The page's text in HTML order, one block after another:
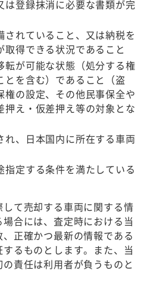
は登録抹消に必要な書類が完
されていること、又は納税を
取得できる状況であること
転が可能な状態（処分する権
とを含む）であること（盗
権の設定、その他民事保全や
押え・仮差押え等の対象とな
れ、日本国内に所在する車両
指定する条件を満たしている
て売却する車両に関する情
合には、査定時における当
正確かつ最新の情報である
るものとします。また、当
責任は利用者が負うものと